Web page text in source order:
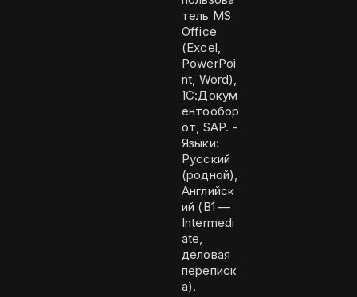
тель MS
Office
(Excel,
PowerPoi
nt, Word),
1С:Докум
ентообор
от, SAP. -
Языки:
Русский
(родной),
Английск
ий (B1 —
Intermedi
ate,
деловая
переписк
а).